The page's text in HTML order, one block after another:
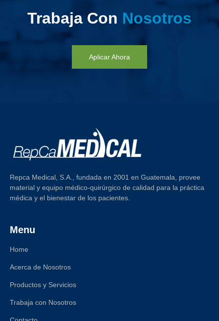
Trabaja Con Nosotros
Aplicar Ahora
Repca Medical, S.A., fundada en 2001 en Guatemala, provee
material y equipo médico-quirúrgico de calidad para la práctica
médica y el bienestar de los pacientes.
Menu
Home
Acerca de Nosotros
Productos y Servicios
Trabaja con Nosotros